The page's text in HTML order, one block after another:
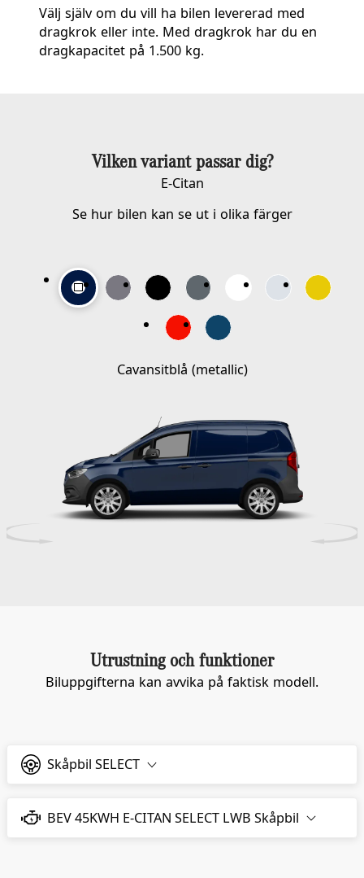
Välj själv om du vill ha bilen levererad med
dragkrok eller inte. Med dragkrok har du en
dragkapacitet på 1.500 kg.
Vilken variant passar dig?
E-Citan
Se hur bilen kan se ut i olika färger
Cavansitblå (metallic)
Utrustning och funktioner
Biluppgifterna kan avvika på faktisk modell.
Skåpbil SELECT
BEV 45KWH E-CITAN SELECT LWB Skåpbil